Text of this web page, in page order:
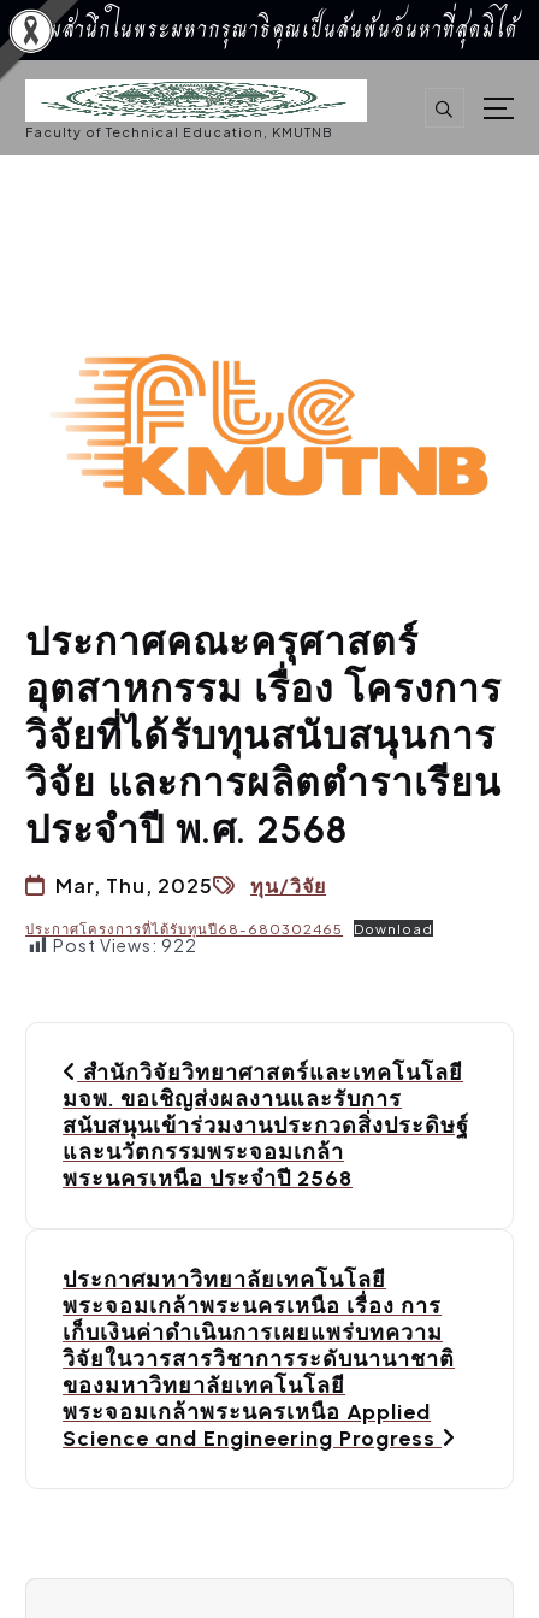
น้อมสำนึกในพระมหากรุณาธิคุณเป็นล้นพ้นอันหาที่สุดมิได้
S
k
o
Faculty of Technical Education, KMUTNB
ประกาศคณะครุศาสตร์
อุตสาหกรรม เรื่อง โครงการ
วิจัยที่ได้รับทุนสนับสนุนการ
วิจัย และการผลิตตำราเรียน
ประจำปี พ.ศ. 2568
Mar, Thu, 2025 ทุน/วิจัย
ประกาศโครงการที่ได้รับทุนปี68-680302465 Download
Post Views: 922
i
สำนักวิจัยวิทยาศาสตร์และเทคโนโลยี
มจพ. ขอเชิญส่งผลงานและรับการ
สนับสนุนเข้าร่วมงานประกวดสิ่งประดิษฐ์
และนวัตกรรมพระจอมเกล้า
พระนครเหนือ ประจำปี 2568
ประกาศมหาวิทยาลัยเทคโนโลยี
พระจอมเกล้าพระนครเหนือ เรื่อง การ
เก็บเงินค่าดำเนินการเผยแพร่บทความ
วิจัยในวารสารวิชาการระดับนานาชาติ
ของมหาวิทยาลัยเทคโนโลยี
พระจอมเกล้าพระนครเหนือ Applied
Science and Engineering Progress